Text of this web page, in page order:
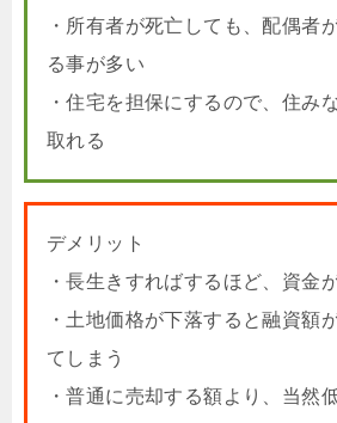
・所有者が死亡しても、配偶者
る事が多い
・住宅を担保にするので、住み
取れる
デメリット
・長生きすればするほど、資金
・土地価格が下落すると融資額
てしまう
・普通に売却する額より、当然